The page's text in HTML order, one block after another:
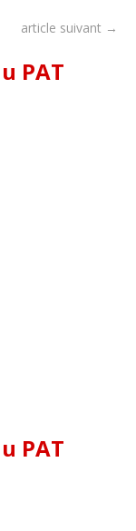
article suivant →
PAT
PAT